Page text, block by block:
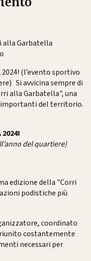
2024! (l’evento sportivo
Si avvicina sempre di
alla Garbatella", una
del territorio.
2024!
del quartiere)
edizione della "Corri
podistiche più
coordinato
costantemente
necessari per